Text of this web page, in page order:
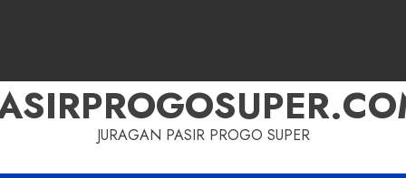
JURAGAN PASIR PROGO SUPER